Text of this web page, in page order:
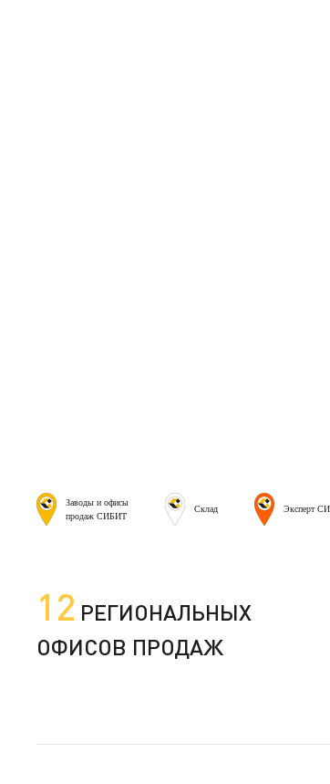
Заводы и офисы
продаж СИБИТ
Склад Эксперт
12 РЕГИОНАЛЬНЫХ
ОФИСОВ ПРОДАЖ